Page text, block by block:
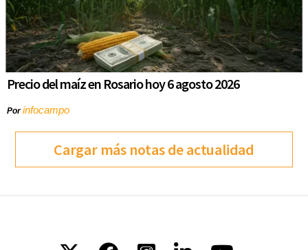
Precio del maíz en Rosario hoy 6 agosto 2026
Porinfocampo
Cargar más notas de actualidad